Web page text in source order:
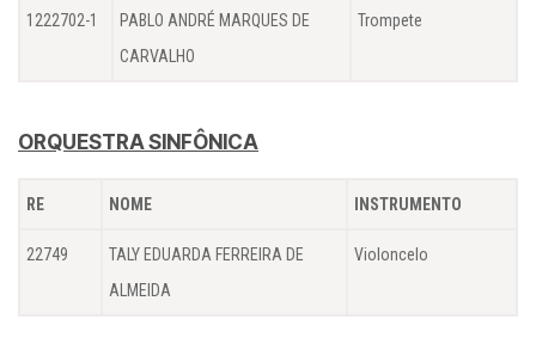
1222702-1
PABLO ANDRÉ MARQUES DE
CARVALHO
Trompete
ORQUESTRA SINFÔNICA
RE NOME INSTRUMENTO
22749
TALY EDUARDA FERREIRA DE
ALMEIDA
Violoncelo